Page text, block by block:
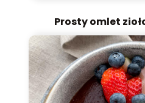
Prosty omlet